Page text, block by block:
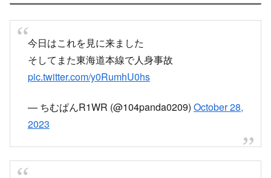
目撃情報・付近の駅の状況・再開見込みな
ど
今日はこれを見に来ました
そしてまた東海道本線で人身事故
pic.twitter.com/y0RumhU0hs
— ちむぱんR1WR (@104panda0209)October 28,
2023